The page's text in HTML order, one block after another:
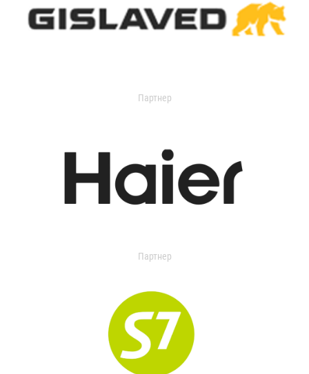
Партнер
Партнер